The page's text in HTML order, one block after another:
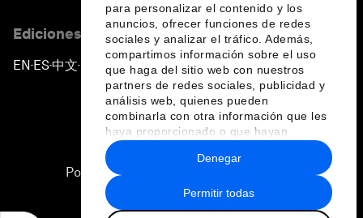
para personalizar el contenido y los
anuncios, ofrecer funciones de redes
sociales y analizar el tráfico. Además,
compartimos información sobre el uso
que haga del sitio web con nuestros
partners de redes sociales, publicidad y
análisis web, quienes pueden
combinarla con otra información que les
haya proporcionado o que hayan
recopilado a partir del uso que haya
hecho de sus servicios.
Permitir todas
Denegar
Ediciones en otros idiomas
EN ▪ ES▪中文▪ 日本語
Política de privacidad y normas de uso